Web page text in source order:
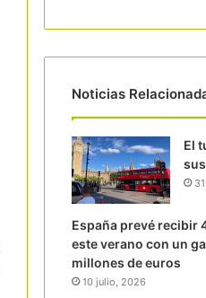
Noticias
El
España prevé recibir
este verano con un
millones de euros
10 julio, 2026